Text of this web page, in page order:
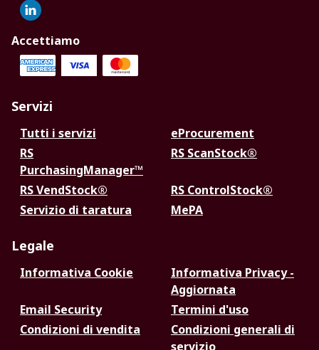
Accettiamo
Servizi
Tutti i servizi
eProcurement
RS
PurchasingManager™
RS ScanStock®
RS VendStock®
RS ControlStock®
Servizio di taratura
MePA
Legale
Informativa Cookie
Informativa Privacy -
Aggiornata
Email Security
Termini d'uso
Condizioni di vendita
Condizioni generali di
servizio